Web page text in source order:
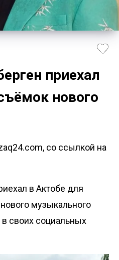
приехал
нового
со ссылкой на
в Актобе для
музыкального
в своих социальных